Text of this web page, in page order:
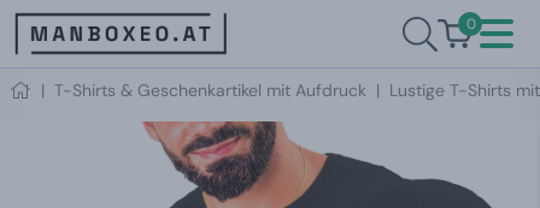
0
| T-Shirts & Geschenkartikel mit Aufdruck | Lustige T-Shirts